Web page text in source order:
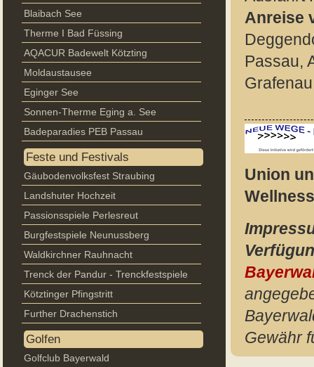
Blaibach See
Therme I Bad Füssing
AQACUR Badewelt Kötzting
Moldaustausee
Eginger See
Sonnen-Therme Eging a. See
Badeparadies PEB Passau
Feste und Festivals
Gäubodenvolksfest Straubing
Landshuter Hochzeit
Passionsspiele Perlesreut
Burgfestspiele Neunussberg
Waldkirchner Rauhnacht
Trenck der Pandur - Trenckfestspiele
Kötztinger Pfingstritt
Further Drachenstich
Golfen
Golfclub Bayerwald
Anreise
Passau,
Union
Gewähr